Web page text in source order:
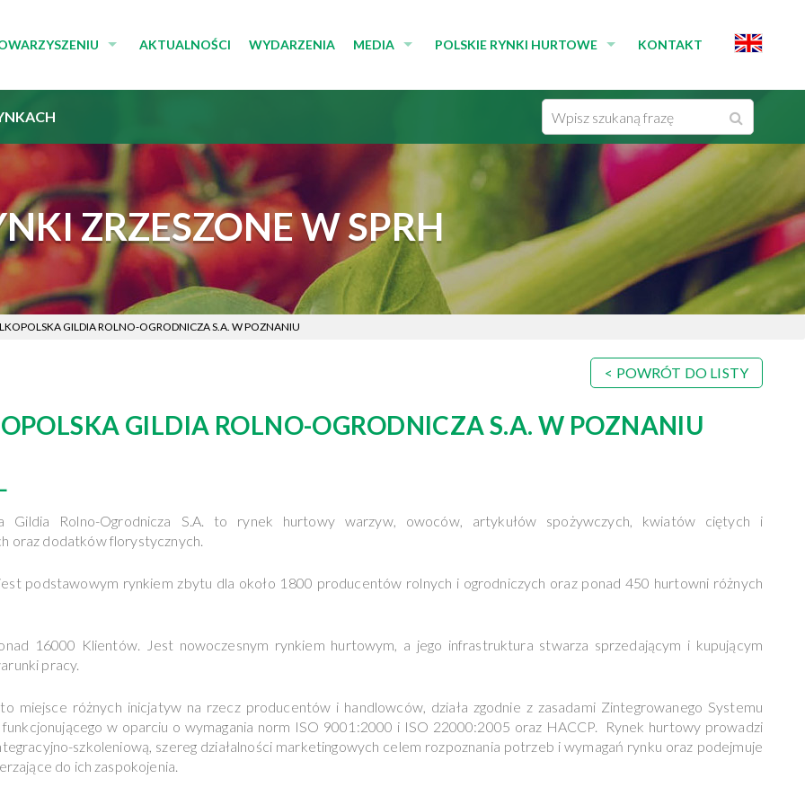
STOWARZYSZENIA
I RADA
AKTUALNOŚCI WYDARZENIA MEDIA
MULTIMEDIA
DLA MEDIÓW
POLSKIE RYNKI HURTOWE
RYNKI ZRZESZONE W SPRH
RYNKI NIEZRZESZONE W SPRH
CZŁONKOWIE ZWYCZAJNI
DEKLARACJE
KONTAKT
WYSZUKIWARKA
Wpisz
ZRZESZONE W SPRH
GILDIA ROLNO-OGRODNICZA S.A. W POZNANIU
POWRÓT DO LISTY
GILDIA ROLNO-OGRODNICZA S.A. W POZNANIU
Gildia Rolno-Ogrodnicza S.A. to rynek hurtowy warzyw, owoców, artykułów spożywczych, kwiatów ciętych i
oraz dodatków florystycznych.
podstawowym rynkiem zbytu dla około 1800 producentów rolnych i ogrodniczych oraz ponad 450 hurtowni różnych
16000 Klientów. Jest nowoczesnym rynkiem hurtowym, a jego infrastruktura stwarza sprzedającym i kupującym
pracy.
miejsce różnych inicjatyw na rzecz producentów i handlowców, działa zgodnie z zasadami Zintegrowanego Systemu
funkcjonującego w oparciu o wymagania norm ISO 9001:2000 i ISO 22000:2005 oraz HACCP. Rynek hurtowy prowadzi
szkoleniową, szereg działalności marketingowych celem rozpoznania potrzeb i wymagań rynku oraz podejmuje
do ich zaspokojenia.